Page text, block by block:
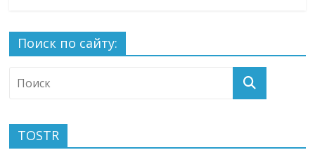
Поиск по сайту:
TOSTR